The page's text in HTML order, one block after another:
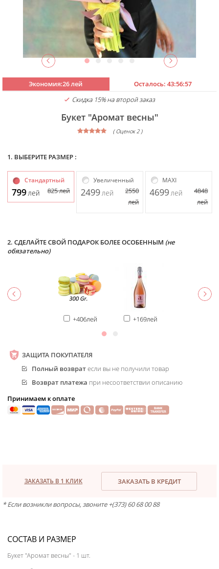
Экономия:26 лей Осталось:43:56:56
Скидка 15% на второй заказ
Букет "Аромат весны"
( Оценок 2 )
1. ВЫБЕРИТЕ РАЗМЕР :
Стандартный
799 лей 825лей
Увеличенный
2499 лей
2550
лей
MAXI
4699 лей
4848
лей
2. СДЕЛАЙТЕ СВОЙ ПОДАРОК БОЛЕЕ ОСОБЕННЫМ (не
обязательно)
+406лей +169лей
ЗАЩИТА ПОКУПАТЕЛЯ
Полный возвратесли вы не получили товар
Возврат платежа при несоответствии описанию
Принимаем к оплате
ЗАКАЗАТЬ В 1 КЛИК ЗАКАЗАТЬ В КРЕДИТ
* Если возникли вопросы, звоните +(373) 60 68 00 88
СОСТАВ И РАЗМЕР
Букет "Аромат весны" - 1 шт.